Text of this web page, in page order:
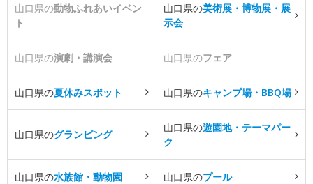
山口県の動物ふれあいイベン
ト
山口県の美術展・博物展・展
示会
山口県の演劇・講演会 山口県のフェア
山口県の夏休みスポット 山口県のキャンプ場・BBQ場
山口県のグランピング
山口県の遊園地・テーマパー
ク
山口県の水族館・動物園 山口県のプール